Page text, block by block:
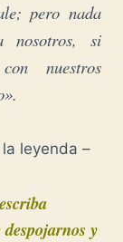
pero nada
nosotros, si
nuestros
y